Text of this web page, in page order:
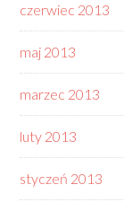
czerwiec 2013
maj 2013
marzec 2013
luty 2013
styczeń 2013